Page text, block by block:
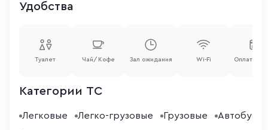
Удобства
Туалет Чай/Кофе Зал ожидания Wi-Fi Оплата
Категории ТС
Легковые Легко-грузовые Грузовые Автобусы